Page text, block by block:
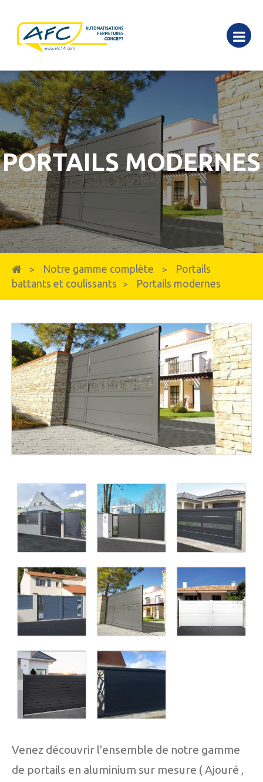
PORTAILS MODERNES
> Notre gamme complète >
Portails
battants et coulissants
> Portails modernes
Venez découvrir l'ensemble de notre gamme
de portails en aluminium sur mesure ( Ajouré ,